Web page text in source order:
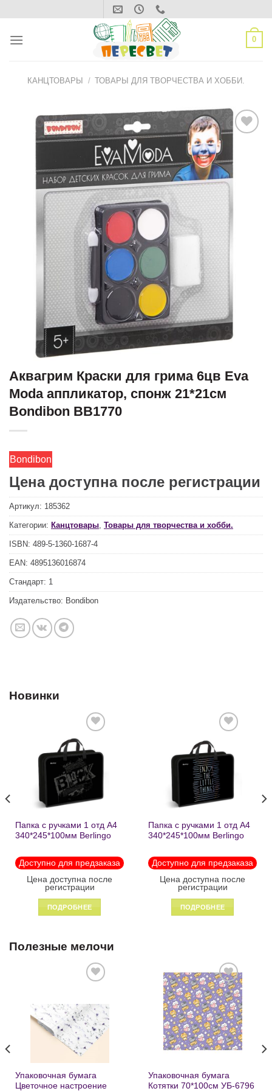
content
0
КАНЦТОВАРЫ / ТОВАРЫ ДЛЯ ТВОРЧЕСТВА И ХОББИ.
ДОБАВИТЬ
В СПИСОК
ЖЕЛАНИЙ
Аквагрим Краски для грима 6цв Eva
Moda аппликатор, спонж 21*21см
Bondibon ВВ1770
Bondibon
Цена доступна после регистрации
Артикул: 185362
Категории: Канцтовары, Товары для творчества и хобби.
ISBN: 489-5-1360-1687-4
EAN: 4895136016874
Стандарт: 1
Издательство: Bondibon
Новинки
Добавить
в список
желаний
Папка с ручками 1 отд А4
340*245*100мм Berlingo
молнии1246
Доступно для предзаказа
Цена доступна после
регистрации
ПОДРОБНЕЕ
Добавить
в список
желаний
Папка с ручками 1 отд А4
340*245*100мм Berlingo
пластик на молнии 1215
Доступно для предзаказа
Цена доступна после
регистрации
ПОДРОБНЕЕ
Полезные мелочи
желаний
Упаковочная бумага
Цветочное настроение
Добавить
в список
желаний
Упаковочная бумага
Котятки 70*100см УБ-6796